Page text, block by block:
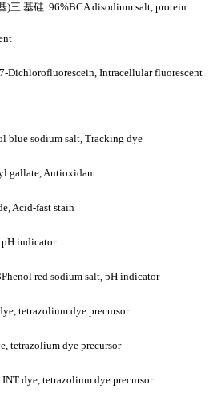
)三 基硅 96%BCA disodium salt, protein
Dichlorofluorescein, Intracellular fluorescent
blue sodium salt, Tracking dye
gallate, Antioxidant
Acid-fast stain
pH indicator
red sodium salt, pH indicator
tetrazolium dye precursor
tetrazolium dye precursor
dye, tetrazolium dye precursor